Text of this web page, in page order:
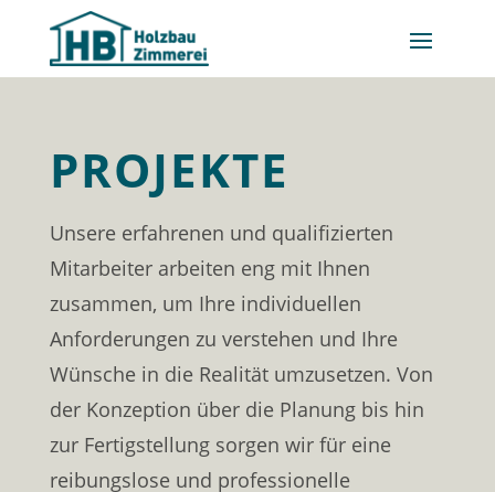
PROJEKTE
Unsere erfahrenen und qualifizierten
Mitarbeiter arbeiten eng mit Ihnen
zusammen, um Ihre individuellen
Anforderungen zu verstehen und Ihre
Wünsche in die Realität umzusetzen. Von
der Konzeption über die Planung bis hin
zur Fertigstellung sorgen wir für eine
reibungslose und professionelle